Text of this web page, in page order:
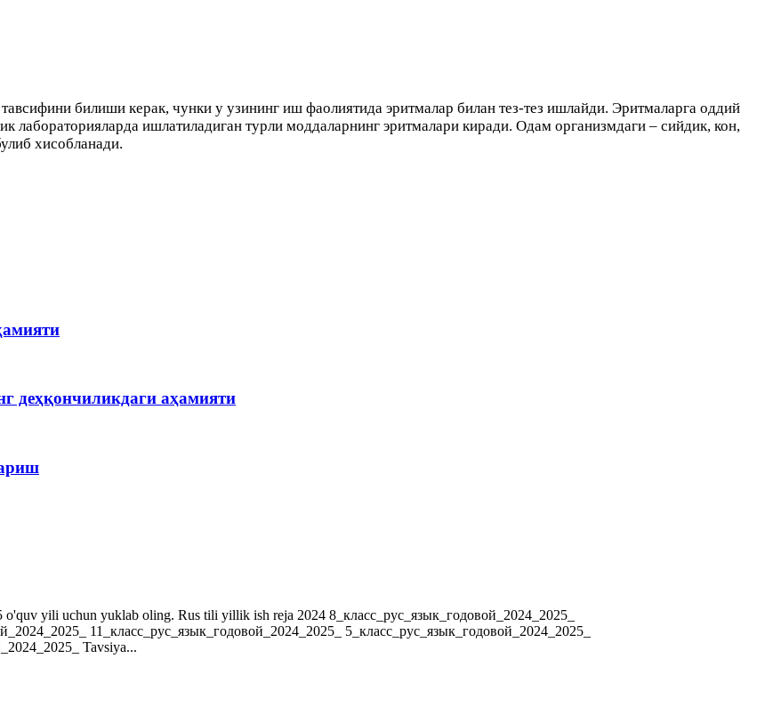
билиши керак, чунки у узининг иш фаолиятида эритмалар билан тез-тез ишлайди. Эритмаларга оддий
лабораторияларда ишлатиладиган турли моддаларнинг эритмалари киради. Одам организмдаги – сийдик, кон,
хисобланади.
деҳқончиликдаги аҳамияти
yili uchun yuklab oling. Rus tili yillik ish reja 2024 8_класс_рус_язык_годовой_2024_2025_
11_класс_рус_язык_годовой_2024_2025_ 5_класс_рус_язык_годовой_2024_2025_
Tavsiya...